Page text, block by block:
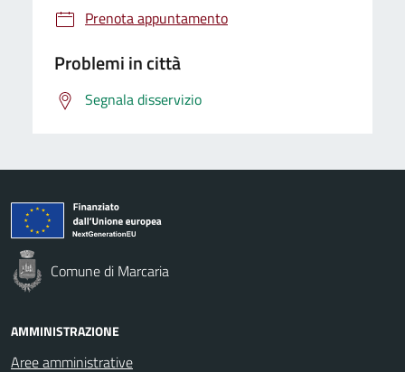
Prenota appuntamento
Problemi in città
Segnala disservizio
Comune di Marcaria
AMMINISTRAZIONE
Aree amministrative